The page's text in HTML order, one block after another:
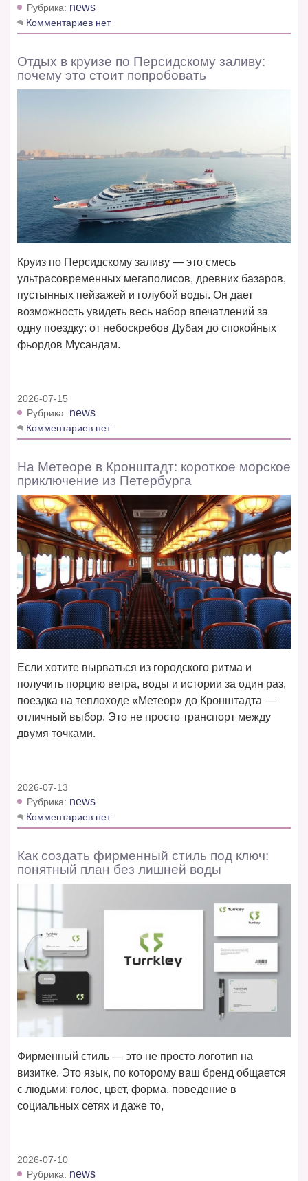
Рубрика: news
Комментариев нет
Отдых в круизе по Персидскому заливу:
почему это стоит попробовать
Круиз по Персидскому заливу — это смесь
ультрасовременных мегаполисов, древних базаров,
пустынных пейзажей и голубой воды. Он дает
возможность увидеть весь набор впечатлений за
одну поездку: от небоскребов Дубая до спокойных
фьордов Мусандам.
2026-07-15
Рубрика: news
Комментариев нет
На Метеоре в Кронштадт: короткое морское
приключение из Петербурга
Если хотите вырваться из городского ритма и
получить порцию ветра, воды и истории за один раз,
поездка на теплоходе «Метеор» до Кронштадта —
отличный выбор. Это не просто транспорт между
двумя точками.
2026-07-13
Рубрика: news
Комментариев нет
Как создать фирменный стиль под ключ:
понятный план без лишней воды
Фирменный стиль — это не просто логотип на
визитке. Это язык, по которому ваш бренд общается
с людьми: голос, цвет, форма, поведение в
социальных сетях и даже то,
2026-07-10
Рубрика: news